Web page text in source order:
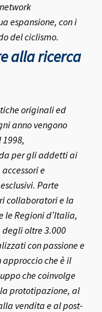
espansione, con i
del ciclismo.
alla ricerca
originali ed
anno vengono
per gli addetti ai
e
Parte
collaboratori e la
Regioni d’Italia,
degli oltre 3.000
con passione e
che è il
che coinvolge
prototipazione, al
vendita e al post-